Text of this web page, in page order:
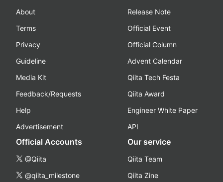
About
Terms
Privacy
Guideline
Media Kit
Feedback/Requests
Help
Advertisement
Release Note
Official Event
Official Column
Advent Calendar
Qiita Tech Festa
Qiita Award
Engineer White Paper
API
Official Accounts
@Qiita
@qiita_milestone
Our service
Qiita Team
Qiita Zine